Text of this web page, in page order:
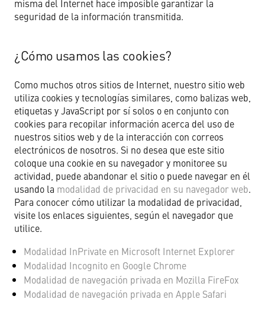
misma del Internet hace imposible garantizar la
seguridad de la información transmitida.
¿Cómo usamos las cookies?
Como muchos otros sitios de Internet, nuestro sitio web
utiliza cookies y tecnologías similares, como balizas web,
etiquetas y JavaScript por sí solos o en conjunto con
cookies para recopilar información acerca del uso de
nuestros sitios web y de la interacción con correos
electrónicos de nosotros. Si no desea que este sitio
coloque una cookie en su navegador y monitoree su
actividad, puede abandonar el sitio o puede navegar en él
usando la modalidad de privacidad en su navegador web.
Para conocer cómo utilizar la modalidad de privacidad,
visite los enlaces siguientes, según el navegador que
utilice.
Modalidad InPrivate en Microsoft Internet Explorer
Modalidad Incognito en Google Chrome
Modalidad de navegación privada en Mozilla FireFox
Modalidad de navegación privada en Apple Safari